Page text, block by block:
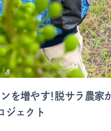
を増やす！脱サラ農家
ジェクト